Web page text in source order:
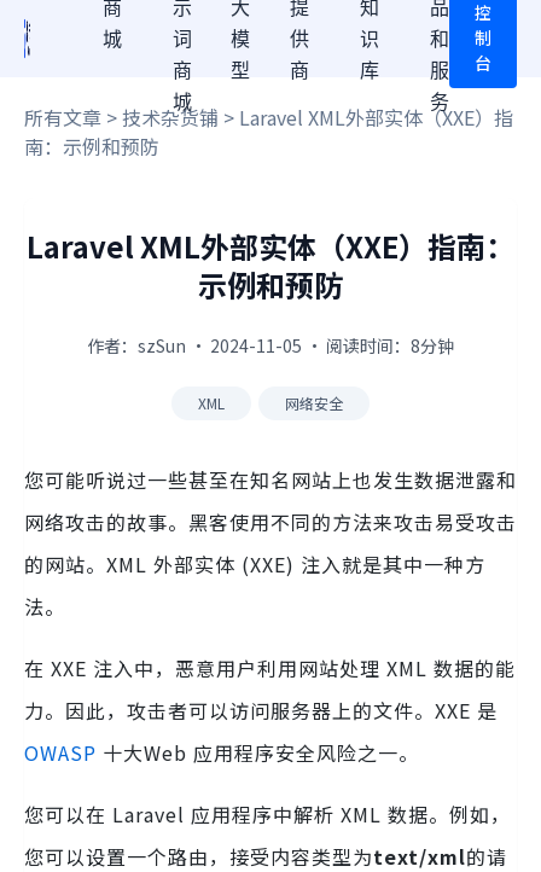
商
城
示
词
商
城
大
模
型
提
供
商
知
识
库
品
和
服
务
控
制
台
所有文章 >技术杂货铺 > Laravel XML外部实体（XXE）指
南：示例和预防
Laravel XML外部实体（XXE）指南：
示例和预防
作者：szSun · 2024-11-05 · 阅读时间：8分钟
XML 网络安全
您可能听说过一些甚至在知名网站上也发生数据泄露和
网络攻击的故事。黑客使用不同的方法来攻击易受攻击
的网站。XML 外部实体 (XXE) 注入就是其中一种方
法。
在 XXE 注入中，恶意用户利用网站处理 XML 数据的能
力。因此，攻击者可以访问服务器上的文件。XXE 是
OWASP 十大Web 应用程序安全风险之一。
您可以在 Laravel 应用程序中解析 XML 数据。例如，
您可以设置一个路由，接受内容类型为text/xml的请